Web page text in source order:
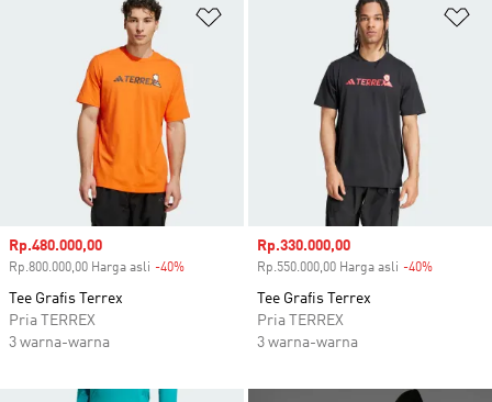
Tambahkan ke Wishlist
Harga penjualan
Rp.480.000,00
Rp.800.000,00 Harga asli -40%
Tee Grafis Terrex
Pria TERREX
3 warna-warna
Harga penjualan
Rp.330.000,00
Rp.550.000,00 Harga asli -40%
Tee Grafis Terrex
Pria TERREX
3 warna-warna